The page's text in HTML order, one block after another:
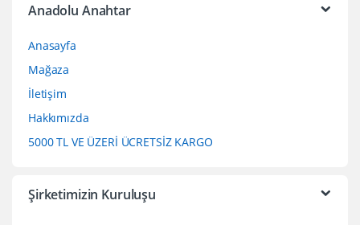
Anadolu Anahtar
Anasayfa
Mağaza
İletişim
Hakkımızda
5000 TL VE ÜZERİ ÜCRETSİZ KARGO
Şirketimizin Kuruluşu